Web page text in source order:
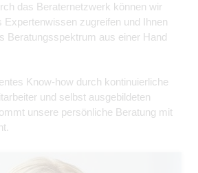
das Beraternetzwerk können wir
Expertenwissen zugreifen und Ihnen
Beratungsspektrum aus einer Hand
Know-how durch kontinuierliche
und selbst ausgebil­deten
unsere persönliche Beratung mit